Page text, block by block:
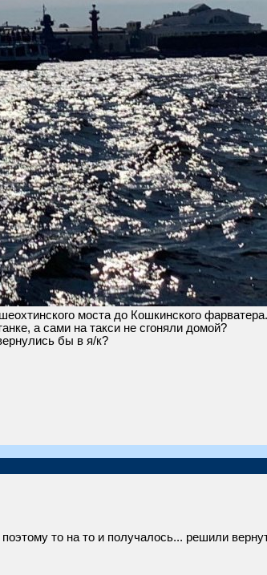
моста до Кошкинского фарватера.
а сами на такси не сгоняли домой?
бы в я/к?
то на то и получалось... решили